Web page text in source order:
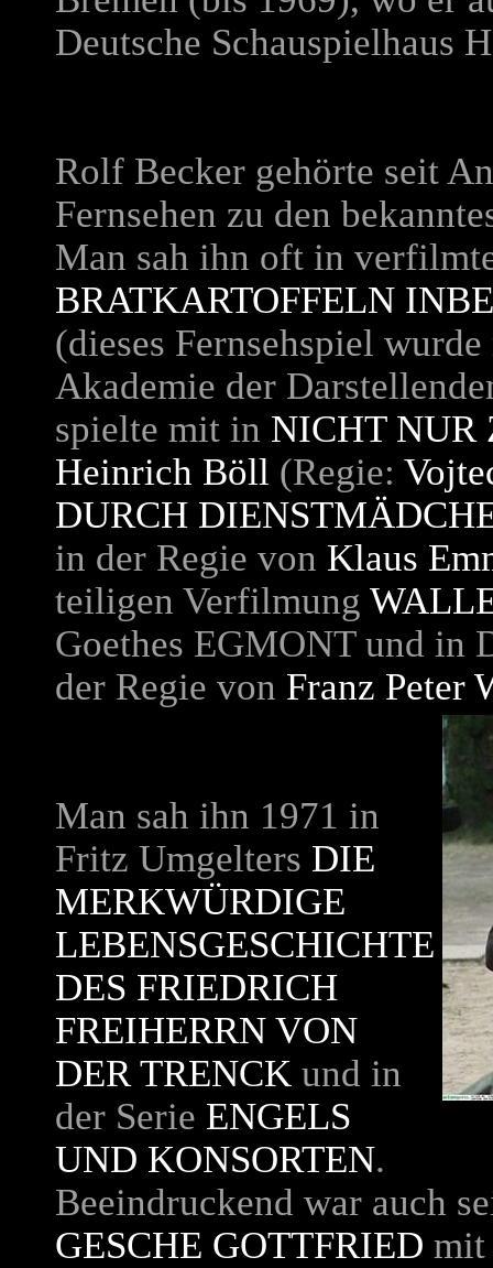
Deutsche Schauspielhaus
Rolf Becker gehörte seit
Fernsehen zu den
Man sah ihn oft in
BRATKARTOFFELN
(dieses Fernsehspiel
Akademie der
spielte mit in NICHT NUR
Heinrich Böll (Regie:
DURCH
in der Regie von Klaus
teiligen Verfilmung
Goethes EGMONTund in
der Regie von Franz Peter
Man sah ihn 1971 in
Fritz Umgelters DIE
MERKWÜRDIGE
LEBENSGESCHICHTE
DES FRIEDRICH
FREIHERRN VON
DER TRENCK und in
der Serie ENGELS
UND KONSORTEN.
Beeindruckend war auch
GESCHE GOTTFRIED